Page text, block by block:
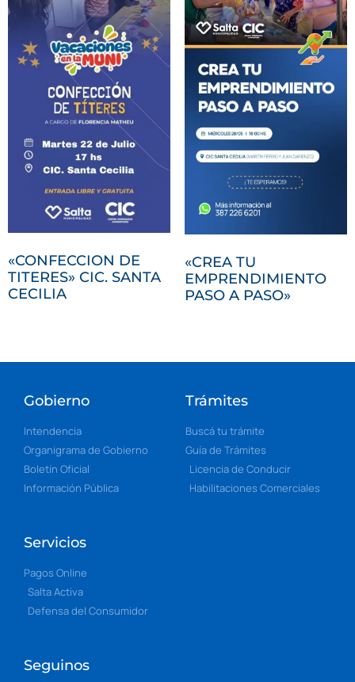
«CONFECCION DE
TITERES» CIC. SANTA
CECILIA
«CREA TU
EMPRENDIMIENTO
PASO A PASO»
Gobierno
Intendencia
Organigrama de Gobierno
Boletín Oficial
Información Pública
Trámites
Buscá tu trámite
Guía de Trámites
Licencia de Conducir
Habilitaciones Comerciales
Servicios
Pagos Online
Salta Activa
Defensa del Consumidor
Seguinos